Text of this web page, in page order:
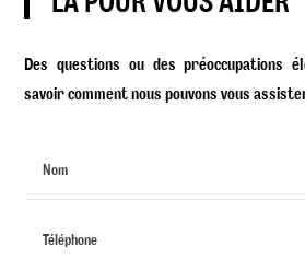
Des questions ou des préoccupations
savoir comment nous pouvons vous